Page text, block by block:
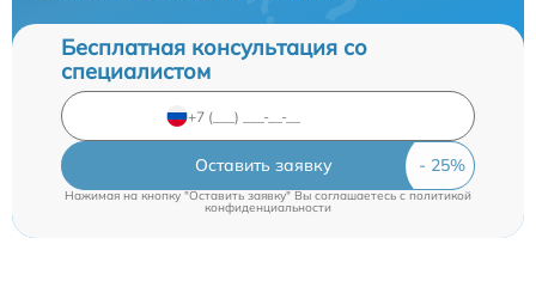
Бесплатная консультация со
специалистом
Оставить заявку
Нажимая на кнопку "Оставить заявку" Вы соглашаетесь cполитикой
конфиденциальности